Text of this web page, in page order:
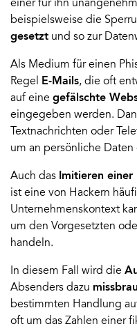
einer für ihn
beispielsweise die
gesetzt und so zur
Als Medium für einen
Regel
E-Mails, die oft
auf eine gefälschte
eingegeben werden.
Textnachrichten oder
um an persönliche
Auch das Imitieren
ist eine von Hackern
Unternehmenskontext
um den Vorgesetzten
handeln.
In diesem Fall wird die
Absenders dazu
bestimmten Handlung
oft um das Zahlen einer